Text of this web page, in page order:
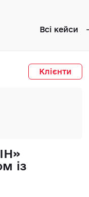
Всі кейси
Клієнти
із